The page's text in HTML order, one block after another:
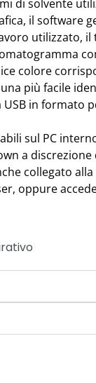
di solvente
il software
utilizzato, il
colore
più facile
in formato
sul PC
a discrezione
collegato
oppure